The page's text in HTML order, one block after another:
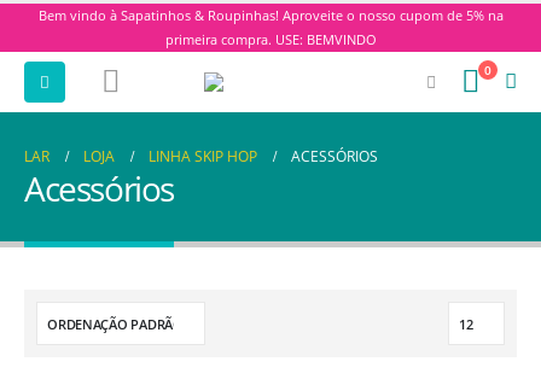
Bem vindo à Sapatinhos & Roupinhas! Aproveite o nosso cupom de 5% na
primeira compra. USE: BEMVINDO
0
LAR LOJA LINHA SKIP HOP ACESSÓRIOS
Acessórios